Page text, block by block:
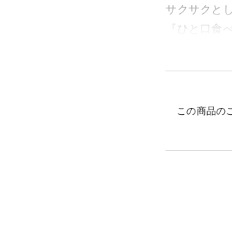
サクサクと
『ひと口食
この商品の